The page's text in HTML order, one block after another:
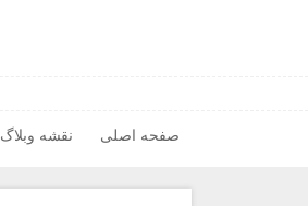
صفحه اصلی نقشه وبلاگ